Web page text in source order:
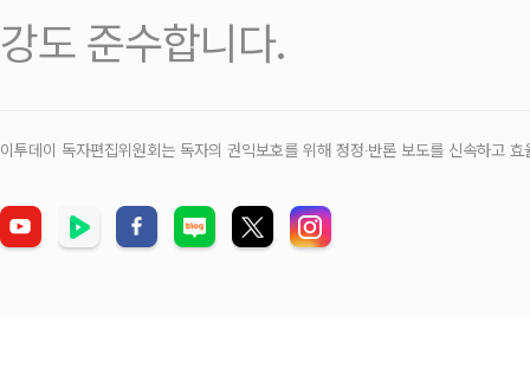
강도 준수합니다.
이투데이 독자편집위원회는 독자의 권익보호를 위해 정정‧반론 보도를 신속하고